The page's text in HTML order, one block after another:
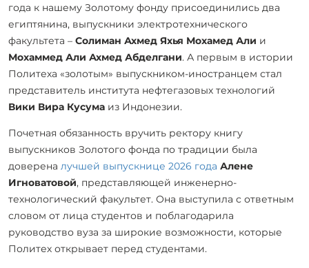
года к нашему Золотому фонду присоединились два
египтянина, выпускники электротехнического
факультета – Солиман Ахмед Яхья Мохамед Али и
Мохаммед Али Ахмед Абделгани. А первым в истории
Политеха «золотым» выпускником-иностранцем стал
представитель института нефтегазовых технологий
Вики Вира Кусума из Индонезии.
Почетная обязанность вручить ректору книгу
выпускников Золотого фонда по традиции была
доверена лучшей выпускнице 2026 года Алене
Игноватовой, представляющей инженерно-
технологический факультет. Она выступила с ответным
словом от лица студентов и поблагодарила
руководство вуза за широкие возможности, которые
Политех открывает перед студентами.